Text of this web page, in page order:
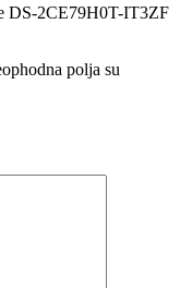
DS-2CE79H0T-IT3ZF
polja su